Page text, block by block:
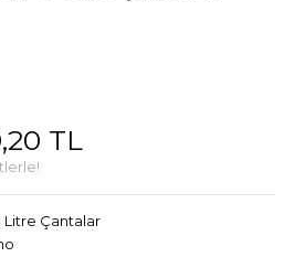
TL
Litre Çantalar